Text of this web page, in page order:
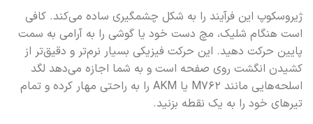
ژیروسکوپ این فرآیند را به شکل چشمگیری ساده می‌کند. کافی
است هنگام شلیک، مچ دست خود یا گوشی را به آرامی به سمت
پایین حرکت دهید. این حرکت فیزیکی بسیار نرم‌تر و دقیق‌تر از
کشیدن انگشت روی صفحه است و به شما اجازه می‌دهد لگد
اسلحه‌هایی مانند M762 یا AKM را به راحتی مهار کرده و تمام
تیرهای خود را به یک نقطه بزنید.